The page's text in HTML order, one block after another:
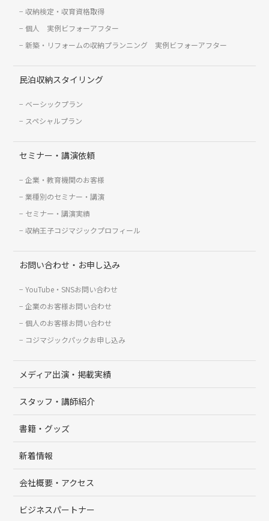
収納検定・収育資格取得
個人 実例ビフォーアフター
新築・リフォームの収納プランニング 実例ビフォーアフター
民泊収納スタイリング
ベーシックプラン
スペシャルプラン
セミナー・講演依頼
企業・教育機関のお客様
業種別のセミナー・講演
セミナー・講演実績
収納王子コジマジックプロフィール
お問い合わせ・お申し込み
YouTube・SNSお問い合わせ
企業のお客様お問い合わせ
個人のお客様お問い合わせ
コジマジックパックお申し込み
メディア出演・掲載実績
スタッフ・講師紹介
書籍・グッズ
新着情報
会社概要・アクセス
ビジネスパートナー